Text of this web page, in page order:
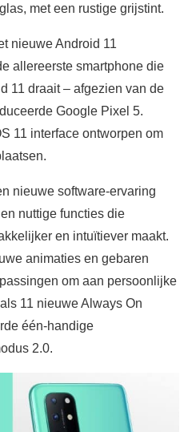
met een rustige grijstint.
nieuwe Android 11
allereerste smartphone die
11 draait – afgezien van de
Google Pixel 5.
11 interface ontworpen om
nieuwe software-ervaring
nuttige functies die
en intuïtiever maakt.
animaties en gebaren
om aan persoonlijke
11 nieuwe Always On
één-handige
2.0.